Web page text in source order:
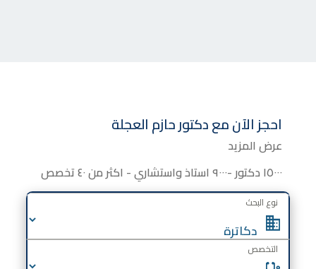
احجز الآن معدكتورحازم العجلة
عرض المزيد
١٥٠٠٠ دكتور -٩٠٠٠ استاذ واستشاري - اكثر من ٤٠ تخصص
نوع البحث
التخصص